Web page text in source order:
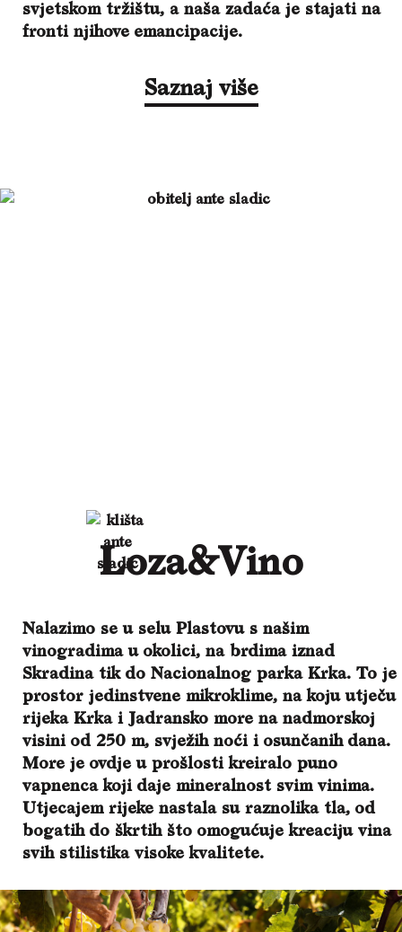
svjetskom tržištu, a naša zadaća je stajati na
fronti njihove emancipacije.
Saznaj više
Loza&Vino
Nalazimo se u selu Plastovu s našim
vinogradima u okolici, na brdima iznad
Skradina tik do Nacionalnog parka Krka. To je
prostor jedinstvene mikroklime, na koju utječu
rijeka Krka i Jadransko more na nadmorskoj
visini od 250 m, svježih noći i osunčanih dana.
More je ovdje u prošlosti kreiralo puno
vapnenca koji daje mineralnost svim vinima.
Utjecajem rijeke nastala su raznolika tla, od
bogatih do škrtih što omogućuje kreaciju vina
svih stilistika visoke kvalitete.